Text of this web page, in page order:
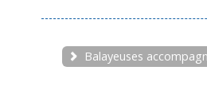
Balayeuses